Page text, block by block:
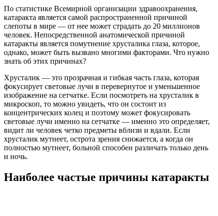
По статистике Всемирной организации здравоохранения,
катаракта является самой распространенной причиной
слепоты в мире — от нее может страдать до 20 миллионов
человек. Непосредственной анатомической причиной
катаракты является помутнение хрусталика глаза, которое,
однако, может быть вызвано многими факторами. Что нужно
знать об этих причинах?
Хрусталик — это прозрачная и гибкая часть глаза, которая
фокусирует световые лучи в перевернутое и уменьшенное
изображение на сетчатке. Если посмотреть на хрусталик в
микроскоп, то можно увидеть, что он состоит из
концентрических колец и поэтому может фокусировать
световые лучи именно на сетчатке — именно это определяет,
видит ли человек четко предметы вблизи и вдали. Если
хрусталик мутнеет, острота зрения снижается, а когда он
полностью мутнеет, больной способен различать только день
и ночь.
Наиболее частые причины катаракты